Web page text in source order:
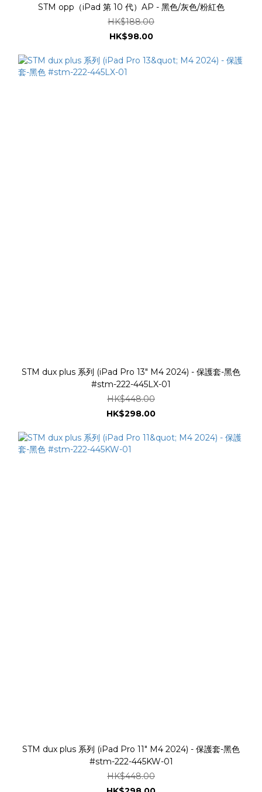
STM opp（iPad 第 10 代）AP - 黑色/灰色/粉紅色
HK$188.00
HK$98.00
STM dux plus 系列 (iPad Pro 13" M4 2024) - 保護套-黑色
#stm-222-445LX-01
HK$448.00
HK$298.00
STM dux plus 系列 (iPad Pro 11" M4 2024) - 保護套-黑色
#stm-222-445KW-01
HK$448.00